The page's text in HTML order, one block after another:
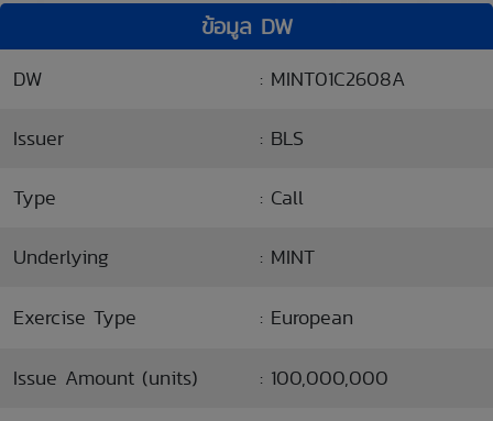
ข้อมูล DW
DW : MINT01C2608A
Issuer : BLS
Type : Call
Underlying : MINT
Exercise Type : European
Issue Amount (units) : 100,000,000